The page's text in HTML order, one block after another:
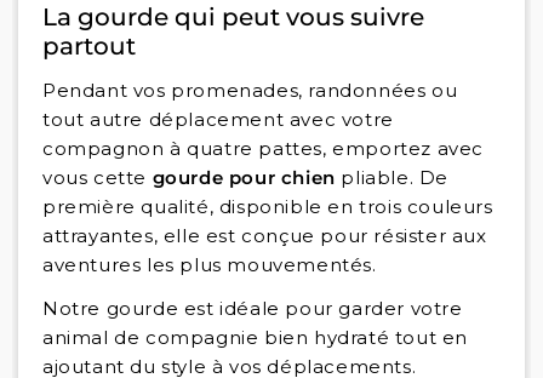
La gourde qui peut vous suivre
partout
Pendant vos promenades, randonnées ou
tout autre déplacement avec votre
compagnon à quatre pattes, emportez avec
vous cette gourde pour chien pliable. De
première qualité, disponible en trois couleurs
attrayantes, elle est conçue pour résister aux
aventures les plus mouvementés.
Notre gourde est idéale pour garder votre
animal de compagnie bien hydraté tout en
ajoutant du style à vos déplacements.